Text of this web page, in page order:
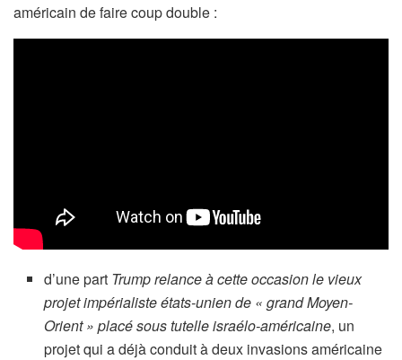
américain de faire coup double :
d’une part Trump relance à cette occasion le vieux
projet impérialiste états-unien de « grand Moyen-
Orient » placé sous tutelle israélo-américaine, un
projet qui a déjà conduit à deux invasions américaine